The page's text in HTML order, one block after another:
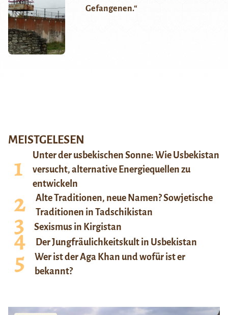
Gefangenen.“
MEISTGELESEN
Unter der usbekischen Sonne: Wie Usbekistan
versucht, alternative Energiequellen zu
entwickeln
Alte Traditionen, neue Namen? Sowjetische
Traditionen in Tadschikistan
Sexismus in Kirgistan
Der Jungfräulichkeitskult in Usbekistan
Wer ist der Aga Khan und wofür ist er
bekannt?